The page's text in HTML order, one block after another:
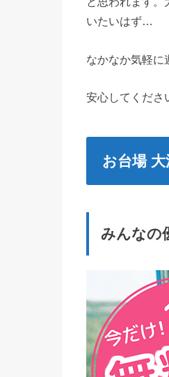
いたいはず…
なかなか気軽に
安心してくださ
お台場
みんなの